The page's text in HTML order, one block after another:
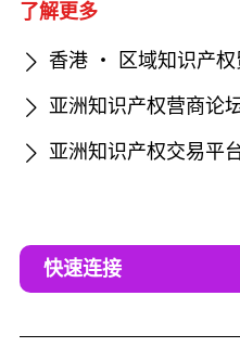
了解更多
香港 ‧ 区域知识产权
亚洲知识产权营商论
亚洲知识产权交易平
快速连接